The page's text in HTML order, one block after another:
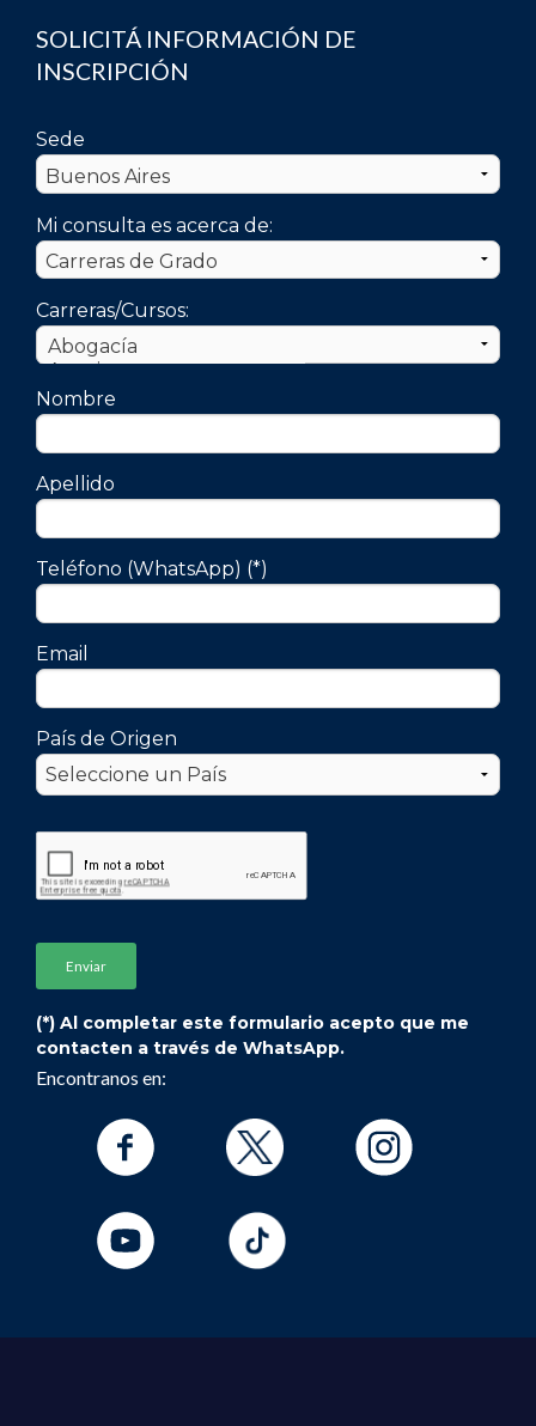
SOLICITÁ INFORMACIÓN DE
INSCRIPCIÓN
Sede
Mi consulta es acerca de:
Carreras/Cursos:
Nombre
Apellido
Teléfono (WhatsApp) (*)
Email
País de Origen
(*) Al completar este formulario acepto que me
contacten a través de WhatsApp.
Encontranos en: